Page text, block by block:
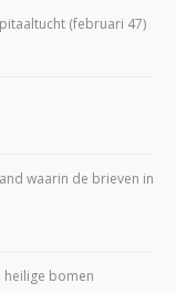
(februari 47)
waarin de brieven in
heilige bomen